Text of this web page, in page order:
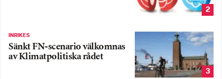
2
INRIKES
Sänkt FN-scenario välkomnas
av Klimatpolitiska rådet
3